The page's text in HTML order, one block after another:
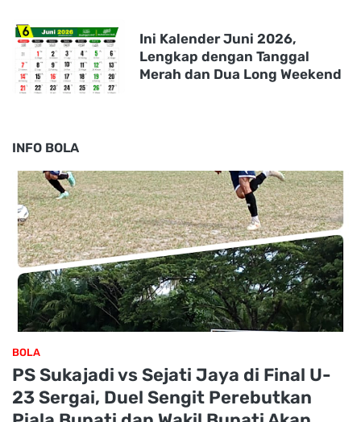
Ini Kalender Juni 2026,
Lengkap dengan Tanggal
Merah dan Dua Long Weekend
INFO BOLA
BOLA
PS Sukajadi vs Sejati Jaya di Final U-
23 Sergai, Duel Sengit Perebutkan